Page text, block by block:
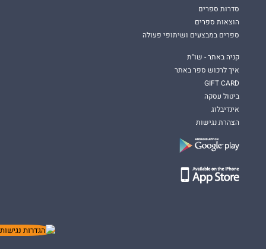
סדרות ספרים
הוצאות ספרים
ספרים במבצעים ושיתופי פעולה
קניה באתר - שו"ת
איך לרכוש ספר באתר
GIFT CARD
ביטול עסקה
אינדיבלוג
הצהרת נגישות